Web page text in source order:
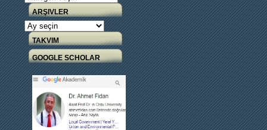
Kategorileri
ARŞIVLER
Arşivler
TAKVIM
GOOGLE SCHOLAR